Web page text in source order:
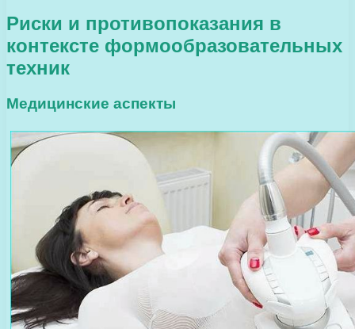
Риски и противопоказания в
контексте формообразовательных
техник
Медицинские аспекты